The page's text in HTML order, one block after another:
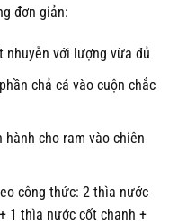
đơn giản:
nhuyễn với lượng vừa đủ
chả cá vào cuộn chắc
cho ram vào chiên
công thức: 2 thìa nước
1 thìa nước cốt chanh +